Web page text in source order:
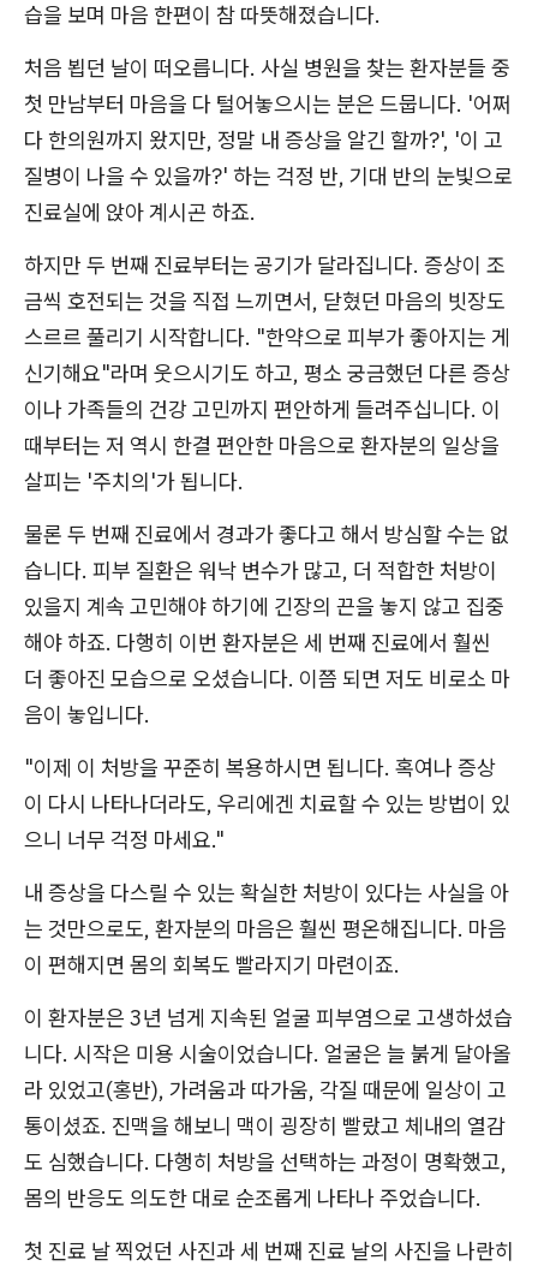
습을 보며 마음 한편이 참 따뜻해졌습니다.
처음 뵙던 날이 떠오릅니다. 사실 병원을 찾는 환자분들 중
첫 만남부터 마음을 다 털어놓으시는 분은 드뭅니다. '어쩌
다 한의원까지 왔지만, 정말 내 증상을 알긴 할까?', '이 고
질병이 나을 수 있을까?' 하는 걱정 반, 기대 반의 눈빛으로
진료실에 앉아 계시곤 하죠.
하지만 두 번째 진료부터는 공기가 달라집니다. 증상이 조
금씩 호전되는 것을 직접 느끼면서, 닫혔던 마음의 빗장도
스르르 풀리기 시작합니다. "한약으로 피부가 좋아지는 게
신기해요"라며 웃으시기도 하고, 평소 궁금했던 다른 증상
이나 가족들의 건강 고민까지 편안하게 들려주십니다. 이
때부터는 저 역시 한결 편안한 마음으로 환자분의 일상을
살피는 '주치의'가 됩니다.
물론 두 번째 진료에서 경과가 좋다고 해서 방심할 수는 없
습니다. 피부 질환은 워낙 변수가 많고, 더 적합한 처방이
있을지 계속 고민해야 하기에 긴장의 끈을 놓지 않고 집중
해야 하죠. 다행히 이번 환자분은 세 번째 진료에서 훨씬
더 좋아진 모습으로 오셨습니다. 이쯤 되면 저도 비로소 마
음이 놓입니다.
"이제 이 처방을 꾸준히 복용하시면 됩니다. 혹여나 증상
이 다시 나타나더라도, 우리에겐 치료할 수 있는 방법이 있
으니 너무 걱정 마세요."
내 증상을 다스릴 수 있는 확실한 처방이 있다는 사실을 아
는 것만으로도, 환자분의 마음은 훨씬 평온해집니다. 마음
이 편해지면 몸의 회복도 빨라지기 마련이죠.
이 환자분은 3년 넘게 지속된 얼굴 피부염으로 고생하셨습
니다. 시작은 미용 시술이었습니다. 얼굴은 늘 붉게 달아올
라 있었고(홍반), 가려움과 따가움, 각질 때문에 일상이 고
통이셨죠. 진맥을 해보니 맥이 굉장히 빨랐고 체내의 열감
도 심했습니다. 다행히 처방을 선택하는 과정이 명확했고,
몸의 반응도 의도한 대로 순조롭게 나타나 주었습니다.
첫 진료 날 찍었던 사진과 세 번째 진료 날의 사진을 나란히